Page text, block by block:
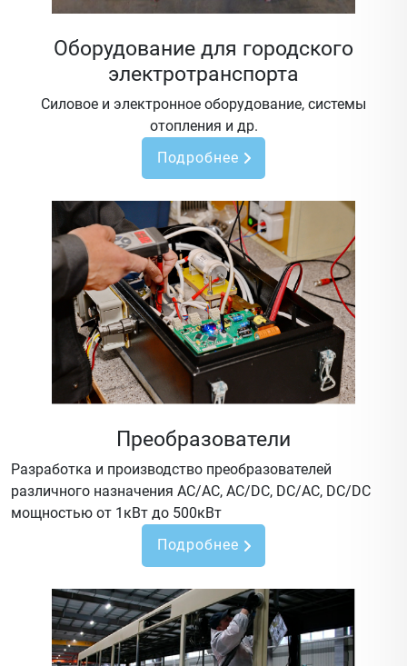
Оборудование для городского
электротранспорта
Силовое и электронное оборудование, системы
отопления и др.
Подробнее
Преобразователи
Разработка и производство преобразователей
различного назначения AC/AC, AC/DC, DC/AC, DC/DC
мощностью от 1кВт до 500кВт
Подробнее